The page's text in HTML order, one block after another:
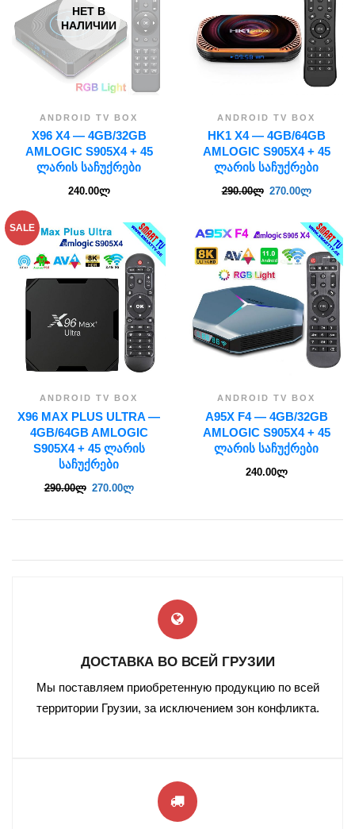
НЕТ В
НАЛИЧИИ
ANDROID TV BOX
X96 X4 — 4GB/32GB
AMLOGIC S905X4 + 45
ᲚᲐᲠᲘᲡ ᲡᲐᲩᲣᲥᲠᲔᲑᲘ
240.00ლ
ANDROID TV BOX
HK1 X4 — 4GB/64GB
AMLOGIC S905X4 + 45
ᲚᲐᲠᲘᲡ ᲡᲐᲩᲣᲥᲠᲔᲑᲘ
290.00ლ 270.00ლ
SALE
ANDROID TV BOX
X96 MAX PLUS ULTRA —
4GB/64GB AMLOGIC
S905X4 + 45 ᲚᲐᲠᲘᲡ
ᲡᲐᲩᲣᲥᲠᲔᲑᲘ
290.00ლ 270.00ლ
ANDROID TV BOX
A95X F4 — 4GB/32GB
AMLOGIC S905X4 + 45
ᲚᲐᲠᲘᲡ ᲡᲐᲩᲣᲥᲠᲔᲑᲘ
240.00ლ
ДОСТАВКА ВО ВСЕЙ ГРУЗИИ
Мы поставляем приобретенную продукцию по всей
территории Грузии, за исключением зон конфликта.